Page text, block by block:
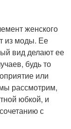
женского
из моды. Ее
вид делают ее
будь то
или
рассмотрим,
юбкой, и
с